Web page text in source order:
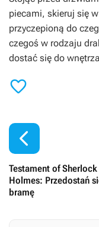
piecami, skieruj się
przyczepioną do
czegoś w rodzaju
dostać się do


Testament of Sherlock
Holmes: Przedostań
bramę